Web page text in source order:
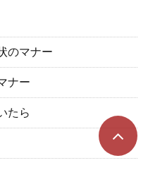
のマナー
ナー
たら